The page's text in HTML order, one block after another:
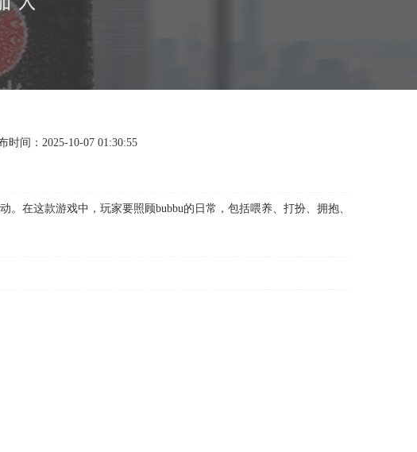
间：2025-10-07 01:30:55
在这款游戏中，玩家要照顾bubbu的日常，包括喂养、打扮、拥抱、